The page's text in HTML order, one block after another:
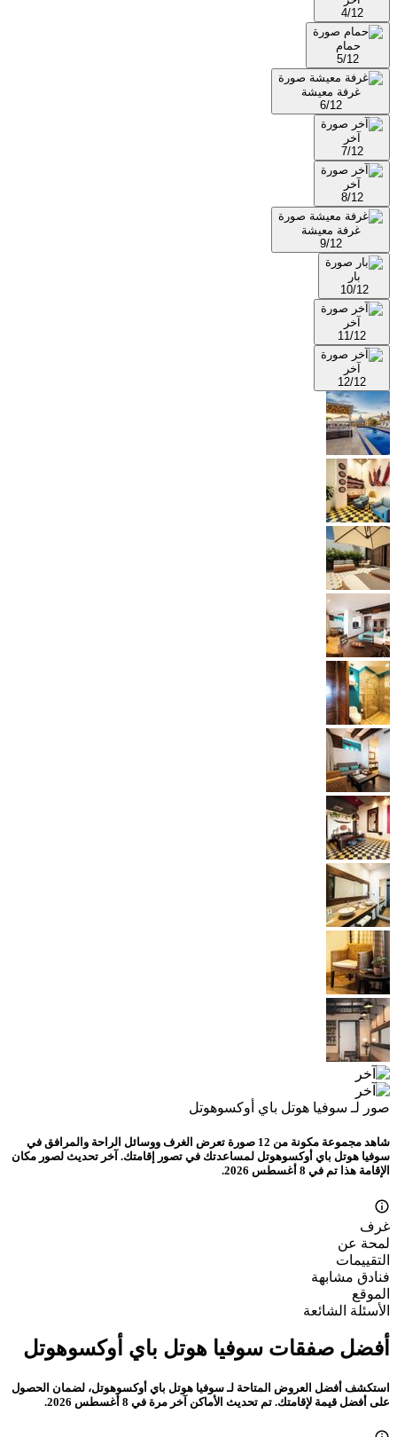
4/12
حمام
5/12
غرفة معيشة
6/12
آخر
7/12
آخر
8/12
غرفة معيشة
9/12
بار
10/12
آخر
11/12
آخر
12/12
صور لـ سوفيا هوتل باي أوكسوهوتل
شاهد مجموعة مكونة من 12 صورة تعرض الغرف ووسائل الراحة والمرافق في
سوفيا هوتل باي أوكسوهوتل لمساعدتك في تصور إقامتك. آخر تحديث لصور مكان
الإقامة هذا تم في 8 أغسطس 2026.
غرف
لمحة عن
التقييمات
فنادق مشابهة
الموقع
الأسئلة الشائعة
أفضل صفقات سوفيا هوتل باي أوكسوهوتل
استكشف أفضل العروض المتاحة لـ سوفيا هوتل باي أوكسوهوتل، لضمان الحصول
على أفضل قيمة لإقامتك. تم تحديث الأماكن آخر مرة في 8 أغسطس 2026.